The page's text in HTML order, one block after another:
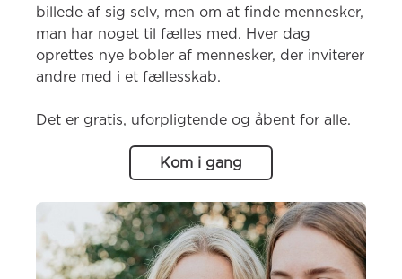
billede af sig selv, men om at finde mennesker,
man har noget til fælles med. Hver dag
oprettes nye bobler af mennesker, der inviterer
andre med i et fællesskab.
Det er gratis, uforpligtende og åbent for alle.
Kom i gang